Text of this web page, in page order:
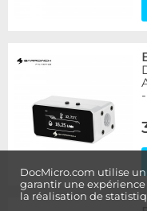
DocMicro.com utilise
garantir une
la réalisation de